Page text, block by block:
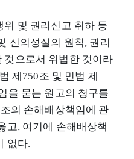
및 권리신고 취하 등
신의성실의 원칙, 권리
것으로서 위법한 것이라
제750조 및 민법 제
을 묻는 원고의 청구를
의 손해배상책임에 관
고, 여기에 손해배상책
없다.